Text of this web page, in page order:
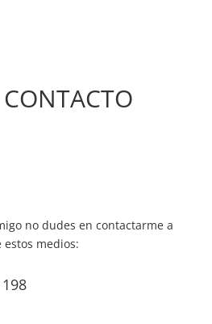
no dudes en contactarme a
medios: